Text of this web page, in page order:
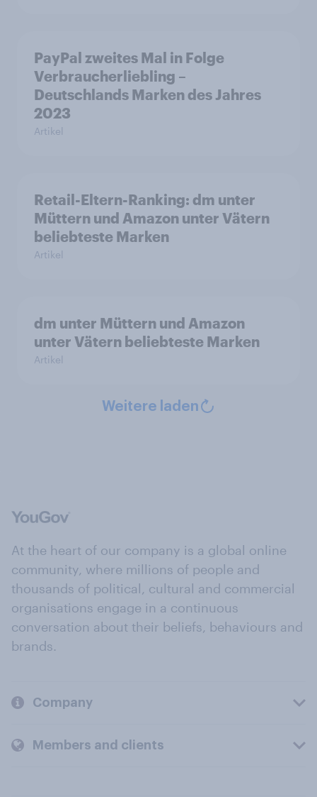
PayPal zweites Mal in Folge
Verbraucherliebling –
Deutschlands Marken des Jahres
2023
Artikel
Retail-Eltern-Ranking: dm unter
Müttern und Amazon unter Vätern
beliebteste Marken
Artikel
dm unter Müttern und Amazon
unter Vätern beliebteste Marken
Artikel
Weitere laden
At the heart of our company is a global online
community, where millions of people and
thousands of political, cultural and commercial
organisations engage in a continuous
conversation about their beliefs, behaviours and
brands.
Company
Members and clients